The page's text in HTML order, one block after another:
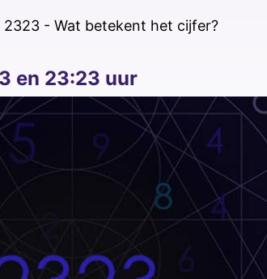
- Wat betekent het cijfer?
en 23:23 uur